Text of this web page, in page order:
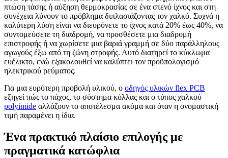
πτώση τάσης ή αύξηση θερμοκρασίας σε ένα στενό ίχνος και στη
συνέχεια λύνουν το πρόβλημα διπλασιάζοντας τον χαλκό. Συχνά η
καλύτερη λύση είναι να διευρύνετε το ίχνος κατά 20% έως 40%, να
συντομεύσετε τη διαδρομή, να προσθέσετε μια διαδρομή
επιστροφής ή να χωρίσετε μια βαριά γραμμή σε δύο παράλληλους
αγωγούς έξω από τη ζώνη στροφής. Αυτό διατηρεί το κύκλωμα
ευέλικτο, ενώ εξακολουθεί να καλύπτει τον προϋπολογισμό
ηλεκτρικού ρεύματος.
Για μια ευρύτερη προβολή υλικού, ο οδηγός υλικών flex PCB
εξηγεί πώς το πάχος, το σύστημα κόλλας και ο τύπος χαλκού
polyimide αλλάζουν το αποτέλεσμα ακόμα και όταν η ονομαστική
τιμή παραμένει η ίδια.
Ένα πρακτικό πλαίσιο επιλογής με
πραγματικά κατώφλια